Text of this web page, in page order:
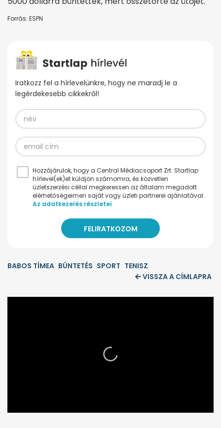
Forrás: ESPN
Iratkozz fel a hírlevelünkre, hogy ne maradj le a
legérdekesebb cikkekről!
Hozzájárulok, hogy a Central Médiacsoport Zrt. Startlap
hírlevel(ek)et küldjön számomra, és közvetlen
üzletszerzési céllal megkeressen az általam megadott
elérhetőségeimen saját vagy üzleti partnerei ajánlatával.
Az adatkezelés részletei
BABOS TÍMEA BÜNTETÉS SPORT TENISZ
VISSZA A CÍMLAPRA